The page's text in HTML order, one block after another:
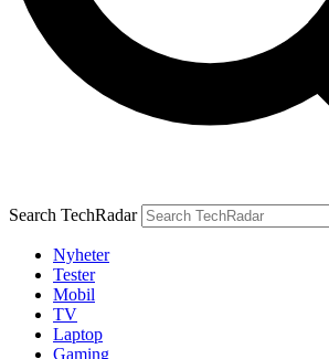
Search TechRadar
Nyheter
Tester
Mobil
TV
Laptop
Gaming